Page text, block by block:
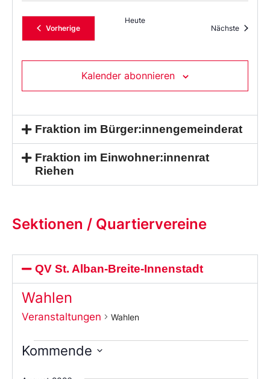
VorherigeVeranstaltungen
Heute
Nächste
Kalender abonnieren
Fraktion im Bürger:innengemeinderat
Fraktion im Einwohner:innenrat
Riehen
Sektionen / Quartiervereine
QV St. Alban-Breite-Innenstadt
Wahlen
Veranstaltungen Wahlen
Kommende
Sie